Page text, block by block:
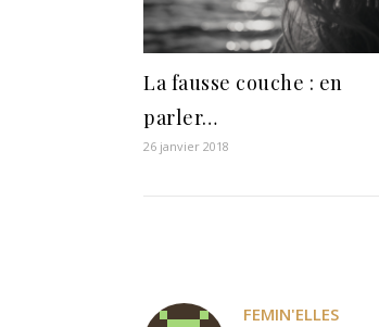
La fausse couche : en
parler…
26 janvier 2018
FEMIN'ELLES